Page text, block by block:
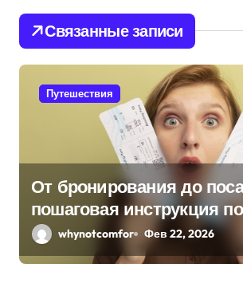
я
п
а
п
и
с
Связанные записи
Путешествия
От бронирования до
пошаговая инструкция по
оформлению билетов на
самолет
whynotcomfor Фев 22, 2026